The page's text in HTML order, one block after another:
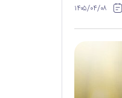
۱۴۰۵/۰۴/۰۸